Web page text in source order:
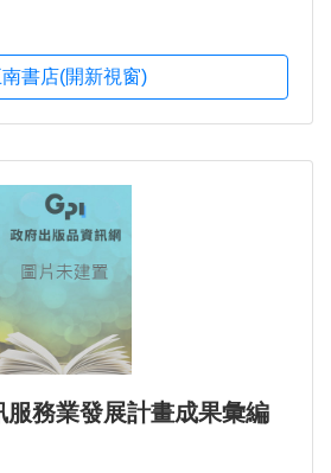
南書店(開新視窗)
服務業發展計畫成果彙編